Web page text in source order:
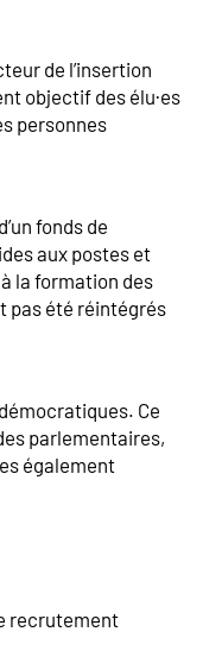
de l’insertion
objectif des élu·es
personnes
fonds de
aux postes et
la formation des
pas été réintégrés
Ce
parlementaires,
également
recrutement